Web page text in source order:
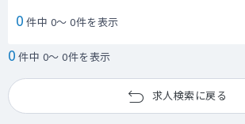
0 件中 0～ 0件を表示
0 件中 0～ 0件を表示
求人検索に戻る